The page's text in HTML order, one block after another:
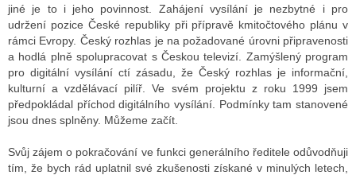
jiné je to i jeho povinnost. Zahájení vysílání je nezbytné i pro
udržení pozice České republiky při přípravě kmitočtového plánu v
rámci Evropy. Český rozhlas je na požadované úrovni připravenosti
a hodlá plně spolupracovat s Českou televizí. Zamýšlený program
pro digitální vysílání ctí zásadu, že Český rozhlas je informační,
kulturní a vzdělávací pilíř. Ve svém projektu z roku 1999 jsem
předpokládal příchod digitálního vysílání. Podmínky tam stanovené
jsou dnes splněny. Můžeme začít.
Svůj zájem o pokračování ve funkci generálního ředitele odůvodňuji
tím, že bych rád uplatnil své zkušenosti získané v minulých letech,